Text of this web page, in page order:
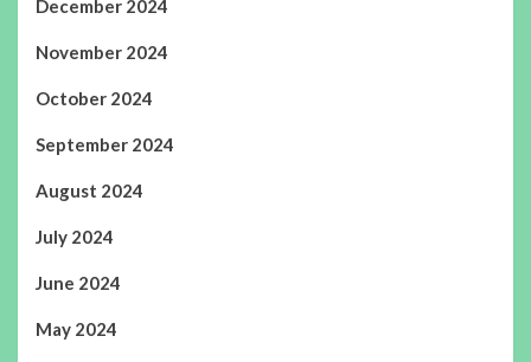
December 2024
November 2024
October 2024
September 2024
August 2024
July 2024
June 2024
May 2024